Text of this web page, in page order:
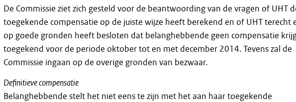
De Commissie ziet zich gesteld voor de beantwoording van de vragen of UHT
toegekende compensatie op de juiste wijze heeft berekend en of UHT terecht
op goede gronden heeft besloten dat belanghebbende geen compensatie
toegekend voor de periode oktober tot en met december 2014. Tevens zal de
Commissie ingaan op de overige gronden van bezwaar.
Definitieve compensatie
Belanghebbende stelt het niet eens te zijn met het aan haar toegekende